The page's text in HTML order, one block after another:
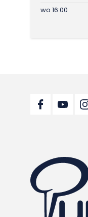
wo 16:00